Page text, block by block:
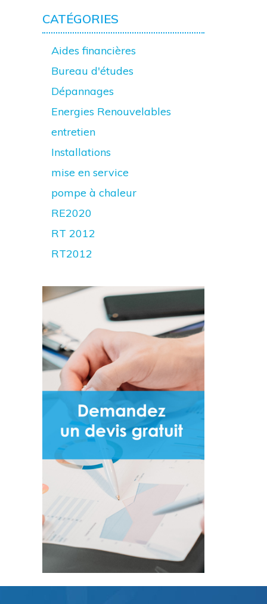
CATÉGORIES
Aides financières
Bureau d'études
Dépannages
Energies Renouvelables
entretien
Installations
mise en service
pompe à chaleur
RE2020
RT 2012
RT2012